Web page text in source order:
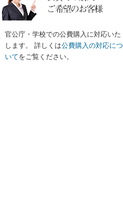
官公庁・学校での公費購入に対応いた
します。 詳しくは公費購入の対応につ
いてをご覧ください。